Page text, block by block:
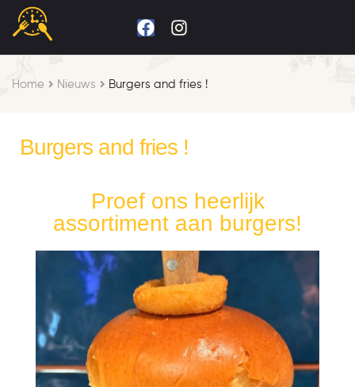
Home Nieuws Burgers and fries !
Burgers and fries !
Proef ons heerlijk
assortiment aan burgers!